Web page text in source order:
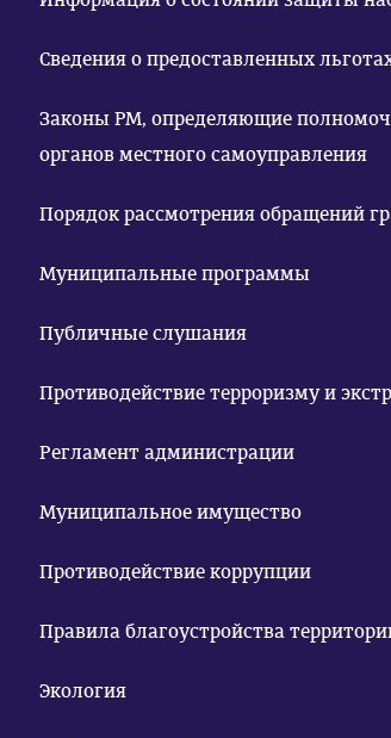
Сведения о предоставленных
Законы РМ, определяющие
органов местного самоуправления
Порядок рассмотрения обращений
Муниципальные программы
Публичные слушания
Противодействие терроризму и
Регламент администрации
Муниципальное имущество
Противодействие коррупции
Правила благоустройства
Экология